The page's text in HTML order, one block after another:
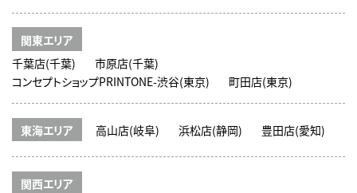
関東エリア
千葉店(千葉)
市原店(千葉)
コンセプトショップPRINTONE-渋谷(東京)
町田店(東京)
東海エリア 高山店(岐阜) 浜松店(静岡) 豊田店(愛知)
関西エリア